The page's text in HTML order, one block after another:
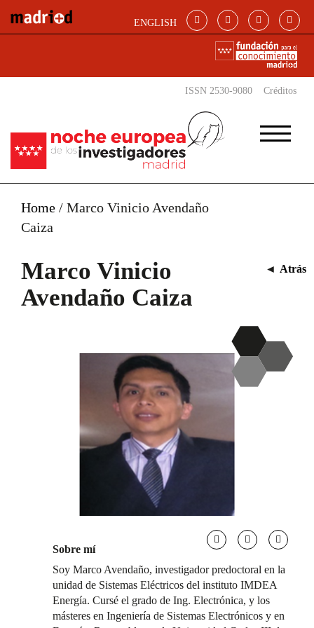
ENGLISH
ISSN 2530-9080 Créditos
Home / Marco Vinicio Avendaño
Caiza
Marco Vinicio
Avendaño Caiza
◄ Atrás
Sobre mí
Soy Marco Avendaño, investigador predoctoral en la
unidad de Sistemas Eléctricos del instituto IMDEA
Energía. Cursé el grado de Ing. Electrónica, y los
másteres en Ingeniería de Sistemas Electrónicos y en